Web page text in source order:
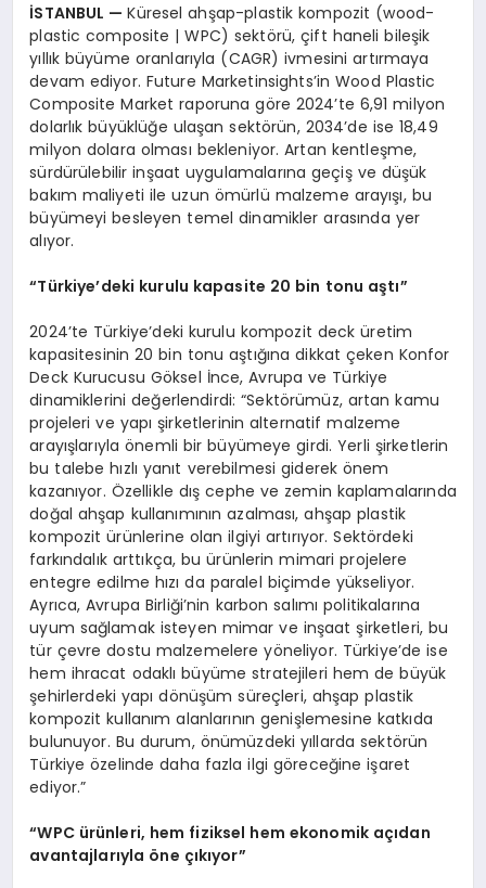
İSTANBUL —Küresel ahşap-plastik kompozit (wood-
plastic composite | WPC) sektörü, çift haneli bileşik
yıllık büyüme oranlarıyla (CAGR) ivmesini artırmaya
devam ediyor. Future Marketinsights’in Wood Plastic
Composite Market raporuna göre 2024’te 6,91 milyon
dolarlık büyüklüğe ulaşan sektörün, 2034’de ise 18,49
milyon dolara olması bekleniyor. Artan kentleşme,
sürdürülebilir inşaat uygulamalarına geçiş ve düşük
bakım maliyeti ile uzun ömürlü malzeme arayışı, bu
büyümeyi besleyen temel dinamikler arasında yer
alıyor.
“Türkiye’deki kurulu kapasite 20 bin tonu aştı”
2024’te Türkiye’deki kurulu kompozit deck üretim
kapasitesinin 20 bin tonu aştığına dikkat çeken Konfor
Deck Kurucusu Göksel İnce, Avrupa ve Türkiye
dinamiklerini değerlendirdi: “Sektörümüz, artan kamu
projeleri ve yapı şirketlerinin alternatif malzeme
arayışlarıyla önemli bir büyümeye girdi. Yerli şirketlerin
bu talebe hızlı yanıt verebilmesi giderek önem
kazanıyor. Özellikle dış cephe ve zemin kaplamalarında
doğal ahşap kullanımının azalması, ahşap plastik
kompozit ürünlerine olan ilgiyi artırıyor. Sektördeki
farkındalık arttıkça, bu ürünlerin mimari projelere
entegre edilme hızı da paralel biçimde yükseliyor.
Ayrıca, Avrupa Birliği’nin karbon salımı politikalarına
uyum sağlamak isteyen mimar ve inşaat şirketleri, bu
tür çevre dostu malzemelere yöneliyor. Türkiye’de ise
hem ihracat odaklı büyüme stratejileri hem de büyük
şehirlerdeki yapı dönüşüm süreçleri, ahşap plastik
kompozit kullanım alanlarının genişlemesine katkıda
bulunuyor. Bu durum, önümüzdeki yıllarda sektörün
Türkiye özelinde daha fazla ilgi göreceğine işaret
ediyor.”
“WPC ürünleri, hem fiziksel hem ekonomik açıdan
avantajlarıyla öne çıkıyor”